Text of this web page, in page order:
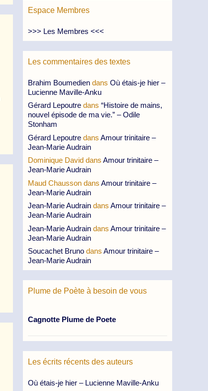
Espace Membres
>>> Les Membres <<<
Les commentaires des textes
Brahim Boumedien dans Où étais-je hier –
Lucienne Maville-Anku
Gérard Lepoutre dans “Histoire de mains,
nouvel épisode de ma vie.” – Odile
Stonham
Gérard Lepoutre dans Amour trinitaire –
Jean-Marie Audrain
Dominique David dans Amour trinitaire –
Jean-Marie Audrain
Maud Chausson dans Amour trinitaire –
Jean-Marie Audrain
Jean-Marie Audrain dans Amour trinitaire –
Jean-Marie Audrain
Jean-Marie Audrain dans Amour trinitaire –
Jean-Marie Audrain
Soucachet Bruno dans Amour trinitaire –
Jean-Marie Audrain
Plume de Poète à besoin de vous
Cagnotte Plume de Poete
Les écrits récents des auteurs
Où étais-je hier – Lucienne Maville-Anku